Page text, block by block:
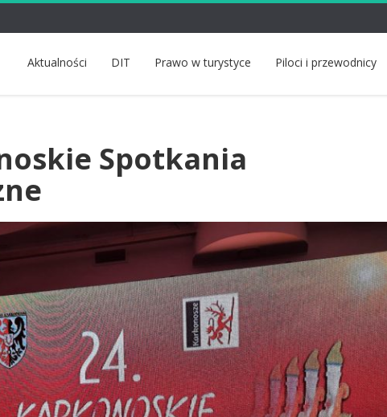
Aktualności DIT Prawo w turystyce Piloci i przewodnicy
Spotkania